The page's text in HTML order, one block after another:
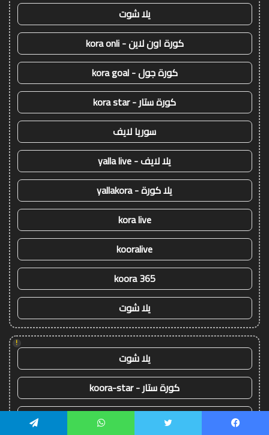
يلا شوت
كورة اون لاين - kora onli
كورة جول - kora goal
كورة ستار - kora star
سوريا لايف
يلا لايف - yalla live
يلا كورة - yallakora
kora live
kooralive
koora 365
يلا شوت
!
يلا شوت
كورة ستار - koora-star
كورة جول - koora-goal